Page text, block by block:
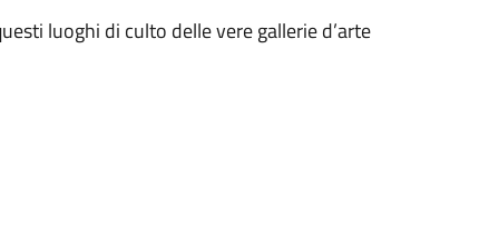
luoghi di culto delle vere gallerie d’arte